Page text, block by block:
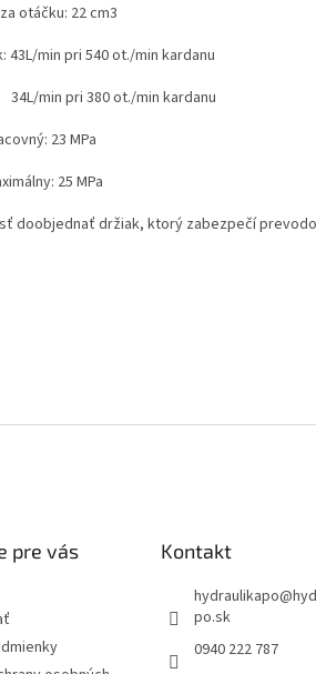
otáčku: 22 cm3
43L/min pri 540 ot./min kardanu
pri 380 ot./min kardanu
23 MPa
25 MPa
doobjednať držiak, ktorý zabezpečí
pre vás Kontakt
hydraulikapo@
po.sk
0940 222 787